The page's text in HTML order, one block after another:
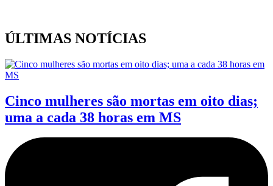
ÚLTIMAS NOTÍCIAS
Cinco mulheres são mortas em oito dias;
uma a cada 38 horas em MS